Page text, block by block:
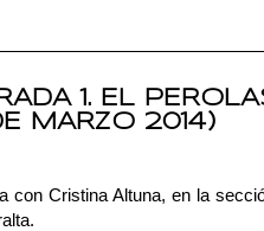
1. EL
MARZO 2014)
con Cristina Altuna, en la